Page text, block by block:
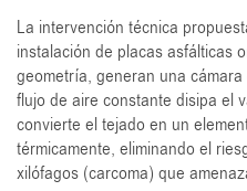
La intervención técnica
instalación de placas asfálticas
geometría, generan una
flujo de aire constante disipa el
convierte el tejado en un
térmicamente, eliminando el
xilófagos (carcoma) que